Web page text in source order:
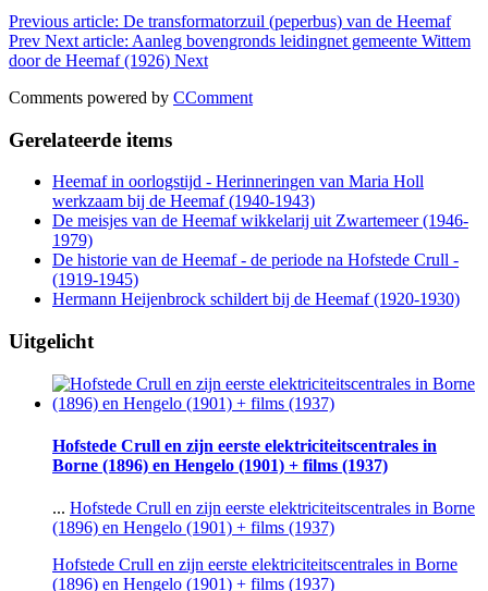
Previous article: De transformatorzuil (peperbus) van de Heemaf
Prev Next article: Aanleg bovengronds leidingnet gemeente Wittem
door de Heemaf (1926) Next
Comments powered by CComment
Gerelateerde items
Heemaf in oorlogstijd - Herinneringen van Maria Holl
werkzaam bij de Heemaf (1940-1943)
De meisjes van de Heemaf wikkelarij uit Zwartemeer (1946-
1979)
De historie van de Heemaf - de periode na Hofstede Crull -
(1919-1945)
Hermann Heijenbrock schildert bij de Heemaf (1920-1930)
Uitgelicht
Hofstede Crull en zijn eerste elektriciteitscentrales in
Borne (1896) en Hengelo (1901) + films (1937)
... Hofstede Crull en zijn eerste elektriciteitscentrales in Borne
(1896) en Hengelo (1901) + films (1937)
Hofstede Crull en zijn eerste elektriciteitscentrales in Borne
(1896) en Hengelo (1901) + films (1937)